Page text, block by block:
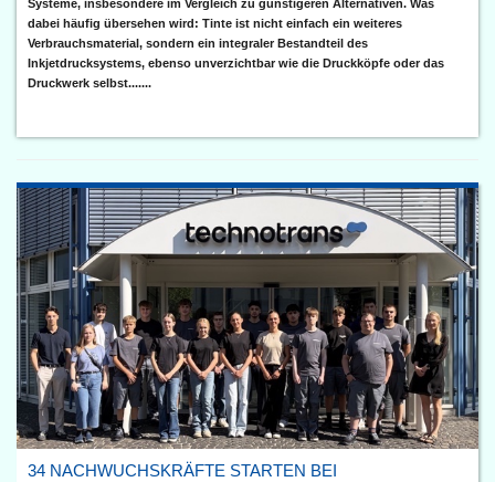
Systeme, insbesondere im Vergleich zu günstigeren Alternativen. Was
dabei häufig übersehen wird: Tinte ist nicht einfach ein weiteres
Verbrauchsmaterial, sondern ein integraler Bestandteil des
Inkjetdrucksystems, ebenso unverzichtbar wie die Druckköpfe oder das
Druckwerk selbst.......
34 NACHWUCHSKRÄFTE STARTEN BEI